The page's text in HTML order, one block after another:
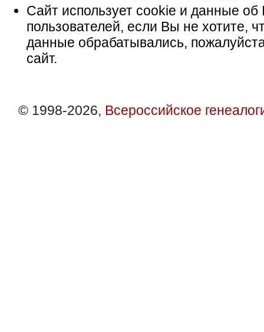
Сайт использует cookie и данные об
пользователей, если Вы не хотите,
данные обрабатывались,
сайт.
© 1998-2026, Всероссийское